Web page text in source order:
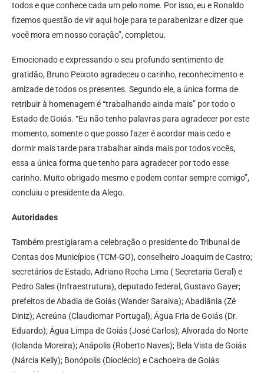
todos e que conhece cada um pelo nome. Por isso, eu e Ronaldo
fizemos questão de vir aqui hoje para te parabenizar e dizer que
você mora em nosso coração”, completou.
Emocionado e expressando o seu profundo sentimento de
gratidão, Bruno Peixoto agradeceu o carinho, reconhecimento e
amizade de todos os presentes. Segundo ele, a única forma de
retribuir à homenagem é “trabalhando ainda mais” por todo o
Estado de Goiás. “Eu não tenho palavras para agradecer por este
momento, somente o que posso fazer é acordar mais cedo e
dormir mais tarde para trabalhar ainda mais por todos vocês,
essa a única forma que tenho para agradecer por todo esse
carinho. Muito obrigado mesmo e podem contar sempre comigo”,
concluiu o presidente da Alego.
Autoridades
Também prestigiaram a celebração o presidente do Tribunal de
Contas dos Municípios (TCM-GO), conselheiro Joaquim de Castro;
secretários de Estado, Adriano Rocha Lima ( Secretaria Geral) e
Pedro Sales (Infraestrutura), deputado federal, Gustavo Gayer;
prefeitos de Abadia de Goiás (Wander Saraiva); Abadiânia (Zé
Diniz); Acreúna (Claudiomar Portugal); Água Fria de Goiás (Dr.
Eduardo); Água Limpa de Goiás (José Carlos); Alvorada do Norte
(Iolanda Moreira); Anápolis (Roberto Naves); Bela Vista de Goiás
(Nárcia Kelly); Bonópolis (Dioclécio) e Cachoeira de Goiás